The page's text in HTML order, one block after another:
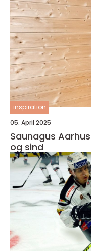
inspiration
05. April 2025
Saunagus
og sind